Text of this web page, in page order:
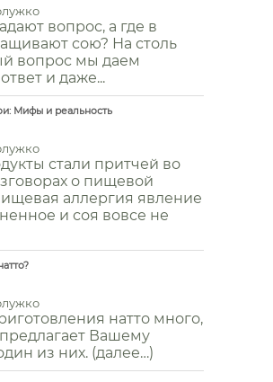
вопрос, а где в
сою? На столь
вопрос мы даем
и даже...
Мифы и реальность
стали притчей во
о пищевой
аллергия явление
и соя вовсе не
натто много,
Вашему
из них. (далее…)